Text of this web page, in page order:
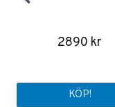
2890 kr
KÖP!